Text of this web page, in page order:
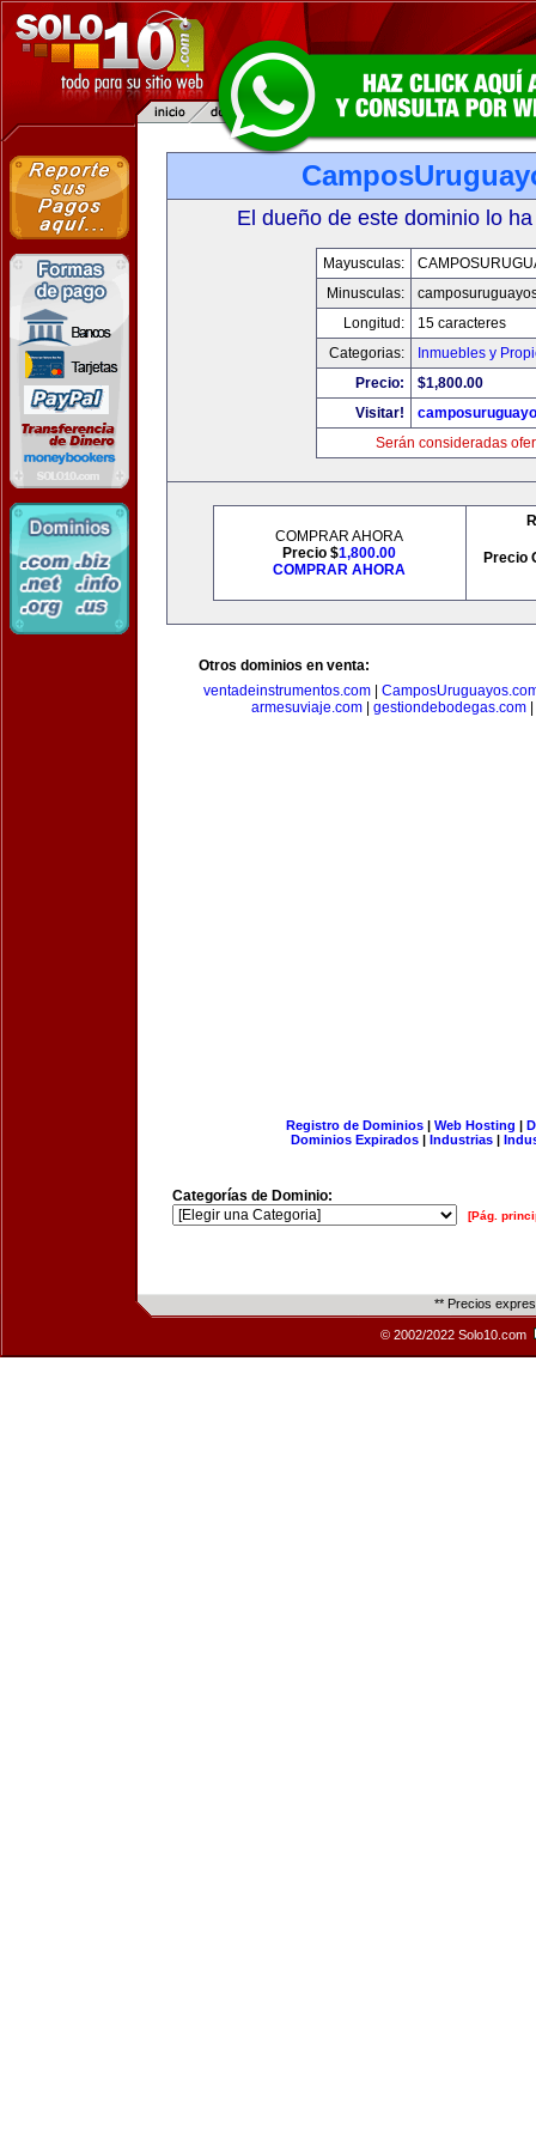
El dueño de este dominio lo
Mayusculas:
Minusculas:
Longitud:
15 caracteres
Categorias:
Inmuebles y
Precio:
$1,800.00
Visitar!
Serán consideradas
COMPRAR AHORA
Precio $1,800.00
COMPRAR AHORA
Precio
Otros dominios en venta:
ventadeinstrumentos.com
armesuviaje.com| gestiondebodegas.com|
Registro de Dominios| Web Hosting |
Dominios Expirados | Industrias |
Categorías de Dominio:
[Pág.
** Precios
© 2002/2022 Solo10.com